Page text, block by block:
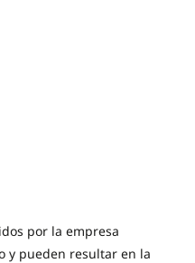
por la empresa
y pueden resultar en la